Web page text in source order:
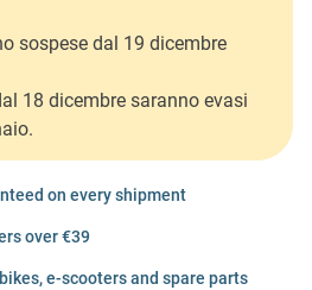
sospese dal 19 dicembre
18 dicembre saranno evasi
on every shipment
over €39
e-scooters and spare parts